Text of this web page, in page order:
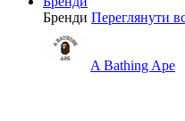
Бренди Переглянути
A Bathing Ape